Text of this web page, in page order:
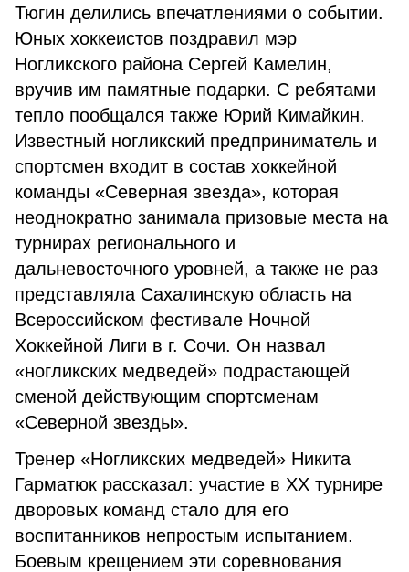
Тюгин делились впечатлениями о событии.
Юных хоккеистов поздравил мэр
Ногликского района Сергей Камелин,
вручив им памятные подарки. С ребятами
тепло пообщался также Юрий Кимайкин.
Известный ногликский предприниматель и
спортсмен входит в состав хоккейной
команды «Северная звезда», которая
неоднократно занимала призовые места на
турнирах регионального и
дальневосточного уровней, а также не раз
представляла Сахалинскую область на
Всероссийском фестивале Ночной
Хоккейной Лиги в г. Сочи. Он назвал
«ногликских медведей» подрастающей
сменой действующим спортсменам
«Северной звезды».
Тренер «Ногликских медведей» Никита
Гарматюк рассказал: участие в XX турнире
дворовых команд стало для его
воспитанников непростым испытанием.
Боевым крещением эти соревнования